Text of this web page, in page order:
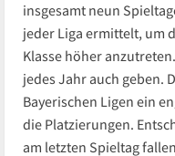
insgesamt neun
jeder Liga ermittelt, um
Klasse höher
jedes Jahr auch geben.
Bayerischen Ligen ein
die Platzierungen.
am letzten Spieltag